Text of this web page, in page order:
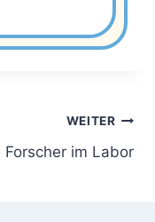
WEITER
Forscher im Labor